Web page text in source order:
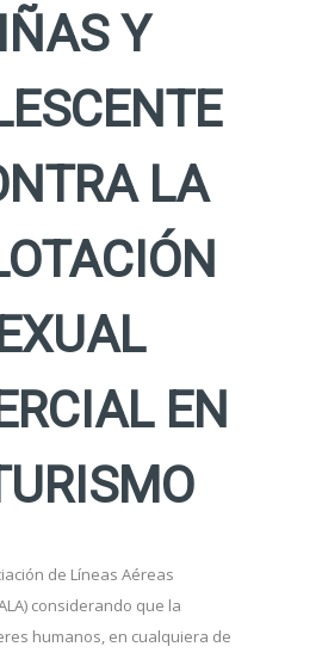
Y
LA
EN
de Líneas Aéreas
considerando que la
humanos, en cualquiera de